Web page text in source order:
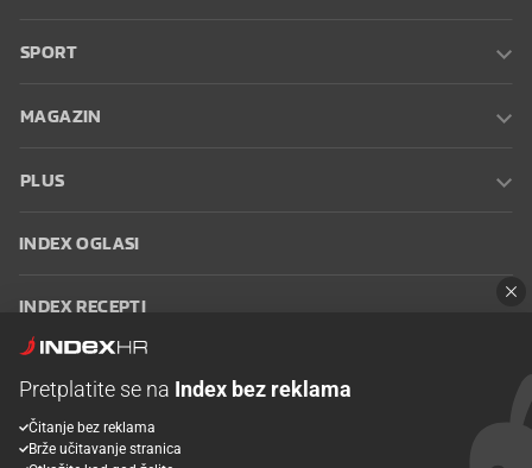
SPORT
MAGAZIN
PLUS
INDEX OGLASI
INDEX RECEPTI
Oglašavanje Zaposli se na Indexu
korištenja
Postavke kolačića
Pretplatite se na Index bez reklama
Čitanje bez reklama
Brže učitavanje stranica